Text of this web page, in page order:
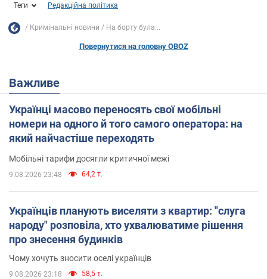
Теги Редакційна політика
Кримінальні новини На борту була...
Повернутися на головну OBOZ
Важливе
Українці масово переносять свої мобільні
номери на одного й того самого оператора: на
який найчастіше переходять
Мобільні тарифи досягли критичної межі
9.08.2026 23:48 64,2 т.
Українців планують виселяти з квартир: "слуга
народу" розповіла, хто ухвалюватиме рішення
про знесення будинків
Чому хочуть зносити оселі українців
9.08.2026 23:18 58,5 т.